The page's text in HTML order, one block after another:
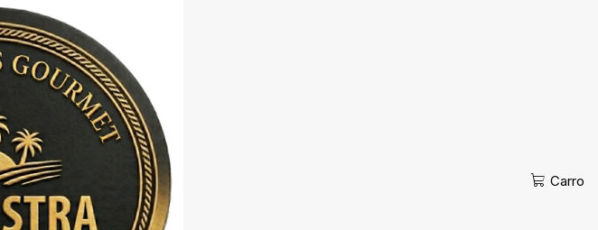
Carro
Sal de mar esencia de Romero de
200 gramos
Cantidad
Agregar al Carro
Cotizar